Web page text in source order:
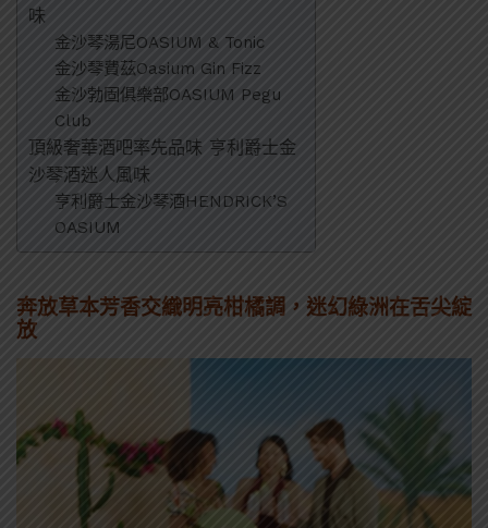
味
金沙琴湯尼OASIUM & Tonic
金沙琴費茲Oasium Gin Fizz
金沙勃固俱樂部OASIUM Pegu
Club
頂級奢華酒吧率先品味 亨利爵士金
沙琴酒迷人風味
亨利爵士金沙琴酒HENDRICK’S
OASIUM
奔放草本芳香交織明亮柑橘調，迷幻綠洲在舌尖綻
放